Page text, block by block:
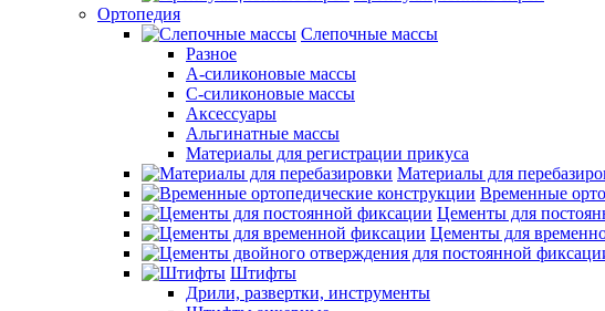
Ортопедия
Слепочные массы
Разное
А-силиконовые массы
С-силиконовые массы
Аксессуары
Альгинатные массы
Материалы для регистрации прикуса
Материалы для
Временные
Цементы для
Цементы для
Штифты
Дрили, развертки, инструменты